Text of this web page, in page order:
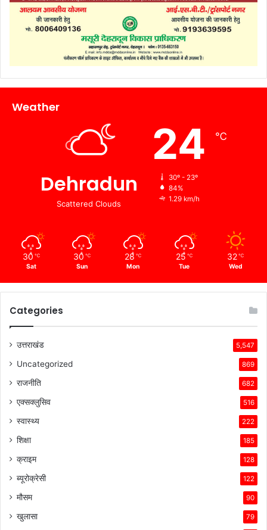
Weather
Dehradun
Scattered Clouds
24 ℃
30º - 23º
84%
1.29 km/h
30 ℃
Sat
30 ℃
Sun
28 ℃
Mon
25 ℃
Tue
32 ℃
Wed
Categories
उत्तराखंड 5,547
Uncategorized 869
राजनीति 682
एक्सक्लुसिव 516
स्वास्थ्य 222
शिक्षा 185
क्राइम 128
ब्यूरोक्रेसी 122
मौसम 90
खुलासा 79